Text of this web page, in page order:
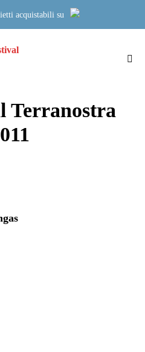
acquistabili su
Terranostra